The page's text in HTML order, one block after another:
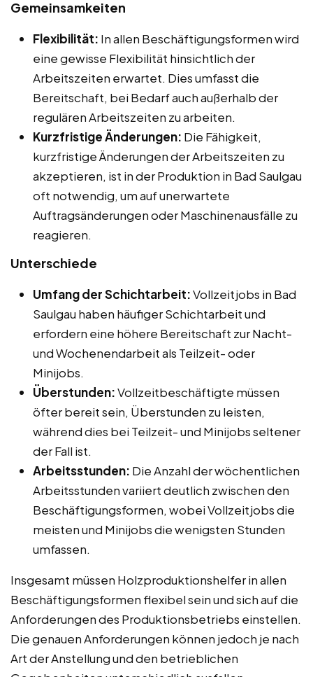
Gemeinsamkeiten
Flexibilität: In allen Beschäftigungsformen wird
eine gewisse Flexibilität hinsichtlich der
Arbeitszeiten erwartet. Dies umfasst die
Bereitschaft, bei Bedarf auch außerhalb der
regulären Arbeitszeiten zu arbeiten.
Kurzfristige Änderungen: Die Fähigkeit,
kurzfristige Änderungen der Arbeitszeiten zu
akzeptieren, ist in der Produktion in Bad Saulgau
oft notwendig, um auf unerwartete
Auftragsänderungen oder Maschinenausfälle zu
reagieren.
Unterschiede
Umfang der Schichtarbeit:Vollzeitjobs in Bad
Saulgau haben häufiger Schichtarbeit und
erfordern eine höhere Bereitschaft zur Nacht-
und Wochenendarbeit als Teilzeit- oder
Minijobs.
Überstunden:Vollzeitbeschäftigte müssen
öfter bereit sein, Überstunden zu leisten,
während dies bei Teilzeit- und Minijobs seltener
der Fall ist.
Arbeitsstunden: Die Anzahl der wöchentlichen
Arbeitsstunden variiert deutlich zwischen den
Beschäftigungsformen, wobei Vollzeitjobs die
meisten und Minijobs die wenigsten Stunden
umfassen.
Insgesamt müssen Holzproduktionshelfer in allen
Beschäftigungsformen flexibel sein und sich auf die
Anforderungen des Produktionsbetriebs einstellen.
Die genauen Anforderungen können jedoch je nach
Art der Anstellung und den betrieblichen